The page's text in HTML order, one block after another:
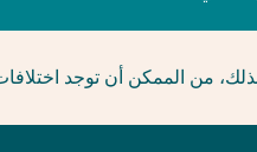
من الممكن أن توجد